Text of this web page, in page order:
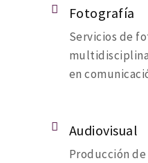
Fotografía
Servicios de
en
Audiovisual
Producción